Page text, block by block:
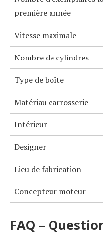
première année
Vitesse maximale
Nombre de cylindres
Type de boîte
Matériau carrosserie
Intérieur
Designer
Lieu de fabrication
Concepteur moteur
FAQ –